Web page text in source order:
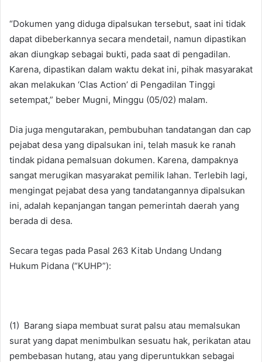
“Dokumen yang diduga dipalsukan tersebut, saat ini tidak
dapat dibeberkannya secara mendetail, namun dipastikan
akan diungkap sebagai bukti, pada saat di pengadilan.
Karena, dipastikan dalam waktu dekat ini, pihak masyarakat
akan melakukan ‘Clas Action’ di Pengadilan Tinggi
setempat,” beber Mugni, Minggu (05/02) malam.
Dia juga mengutarakan, pembubuhan tandatangan dan cap
pejabat desa yang dipalsukan ini, telah masuk ke ranah
tindak pidana pemalsuan dokumen. Karena, dampaknya
sangat merugikan masyarakat pemilik lahan. Terlebih lagi,
mengingat pejabat desa yang tandatangannya dipalsukan
ini, adalah kepanjangan tangan pemerintah daerah yang
berada di desa.
Secara tegas pada Pasal 263 Kitab Undang Undang
Hukum Pidana (“KUHP”):
(1) Barang siapa membuat surat palsu atau memalsukan
surat yang dapat menimbulkan sesuatu hak, perikatan atau
pembebasan hutang, atau yang diperuntukkan sebagai